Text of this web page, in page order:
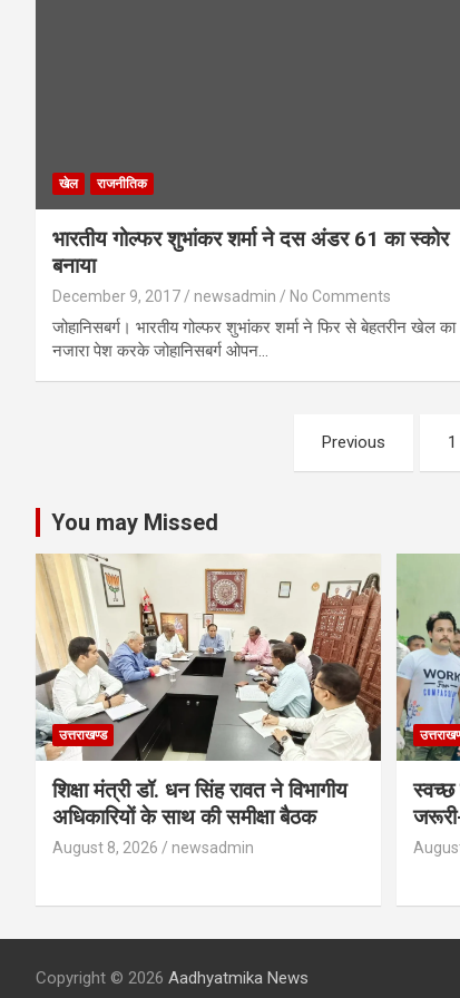
खेल राजनीतिक
भारतीय गोल्फर शुभांकर शर्मा ने दस अंडर 61 का स्कोर
बनाया
December 9, 2017 newsadmin No Comments
जोहानिसबर्ग। भारतीय गोल्फर शुभांकर शर्मा ने फिर से बेहतरीन खेल का
नजारा पेश करके जोहानिसबर्ग ओपन…
Previous 1
You may Missed
उत्तराखण्ड
शिक्षा मंत्री डॉ. धन सिंह रावत ने विभागीय
अधिकारियों के साथ की समीक्षा बैठक
August 8, 2026 newsadmin
स्वच्छ
Copyright © 2026 Aadhyatmika News